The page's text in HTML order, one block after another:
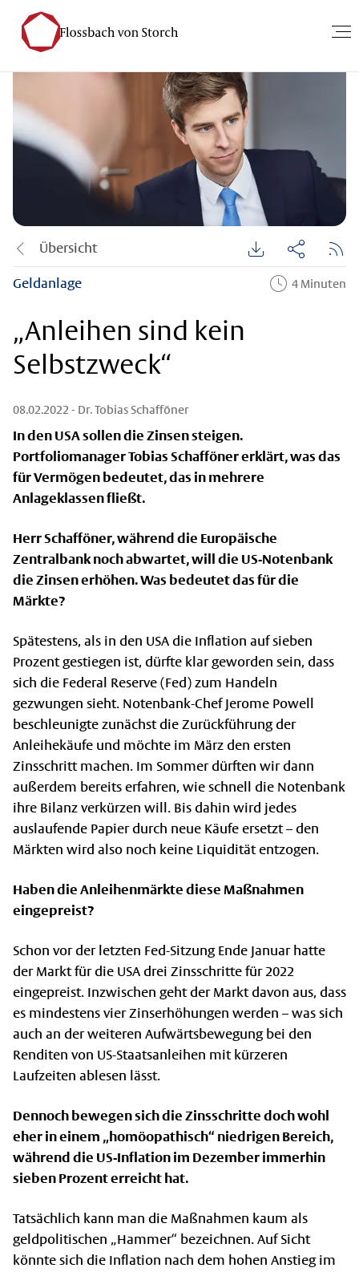
Übersicht
Geldanlage 4 Minuten
„Anleihen sind kein
Selbstzweck“
08.02.2022 - Dr. Tobias Schafföner
In den USA sollen die Zinsen steigen.
Portfoliomanager Tobias Schafföner erklärt, was das
für Vermögen bedeutet, das in mehrere
Anlageklassen fließt.
Herr Schafföner, während die Europäische
Zentralbank noch abwartet, will die US-Notenbank
die Zinsen erhöhen. Was bedeutet das für die
Märkte?
Spätestens, als in den USA die Inflation auf sieben
Prozent gestiegen ist, dürfte klar geworden sein, dass
sich die Federal Reserve (Fed) zum Handeln
gezwungen sieht. Notenbank-Chef Jerome Powell
beschleunigte zunächst die Zurückführung der
Anleihekäufe und möchte im März den ersten
Zinsschritt machen. Im Sommer dürften wir dann
außerdem bereits erfahren, wie schnell die Notenbank
ihre Bilanz verkürzen will. Bis dahin wird jedes
auslaufende Papier durch neue Käufe ersetzt – den
Märkten wird also noch keine Liquidität entzogen.
Haben die Anleihenmärkte diese Maßnahmen
eingepreist?
Schon vor der letzten Fed-Sitzung Ende Januar hatte
der Markt für die USA drei Zinsschritte für 2022
eingepreist. Inzwischen geht der Markt davon aus, dass
es mindestens vier Zinserhöhungen werden – was sich
auch an der weiteren Aufwärtsbewegung bei den
Renditen von US-Staatsanleihen mit kürzeren
Laufzeiten ablesen lässt.
Dennoch bewegen sich die Zinsschritte doch wohl
eher in einem „homöopathisch“ niedrigen Bereich,
während die US-Inflation im Dezember immerhin
sieben Prozent erreicht hat.
Tatsächlich kann man die Maßnahmen kaum als
geldpolitischen „Hammer“ bezeichnen. Auf Sicht
könnte sich die Inflation nach dem hohen Anstieg im